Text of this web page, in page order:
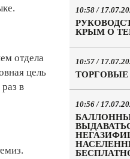
отдела
цель
в
10:58 /
КРЫМ О
10:57 /
10:56 /